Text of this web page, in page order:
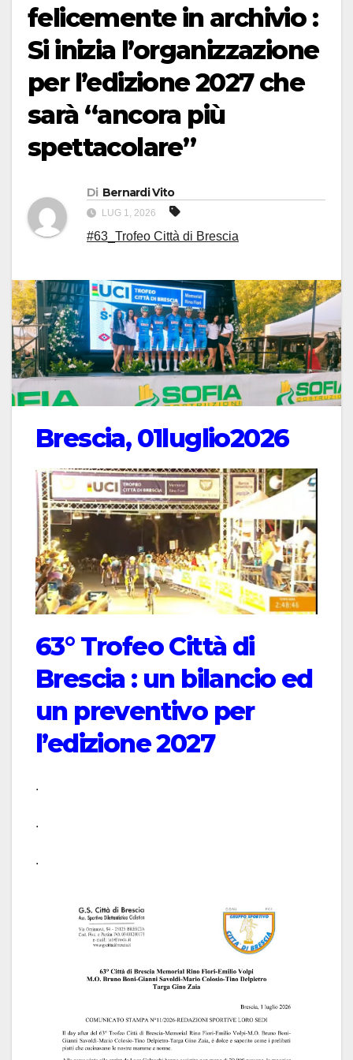
felicemente in archivio :
Si inizia l’organizzazione
per l’edizione 2027 che
sarà “ancora più
spettacolare”
Di Bernardi Vito
LUG 1, 2026
#63_Trofeo Città di Brescia
Brescia, 01luglio2026
63° Trofeo Città di
Brescia : un bilancio ed
un preventivo per
l’edizione 2027
.
.
.